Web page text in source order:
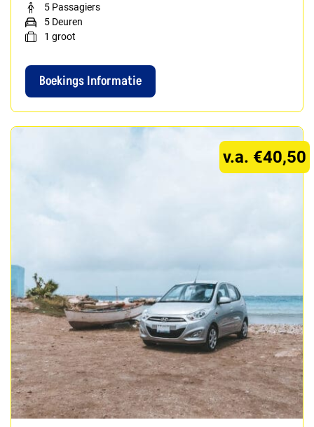
5 Passagiers
5 Deuren
1 groot
Boekings Informatie
v.a. €40,50